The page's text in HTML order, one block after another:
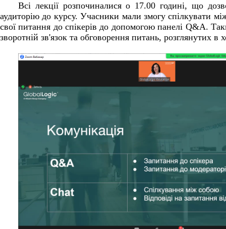
Всі лекції розпочиналися о 17.00 годині, що
аудиторію до курсу. Учасники мали змогу спілкувати
свої питання до спікерів до допомогою панелі Q&A.
зворотній зв'язок та обговорення питань, розглянутих в